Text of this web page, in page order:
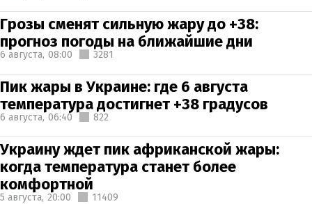
Грозы сменят сильную жару до +38:
прогноз погоды на ближайшие дни
6 августа, 08:00 3281
Пик жары в Украине: где 6 августа
температура достигнет +38 градусов
6 августа, 06:40 822
Украину ждет пик африканской жары:
когда температура станет более
комфортной
5 августа, 20:00 11409